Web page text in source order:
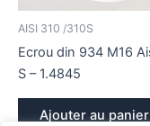
AISI 310 /310S
Ecrou din 934 M16
S – 1.4845
Ajouter au panier